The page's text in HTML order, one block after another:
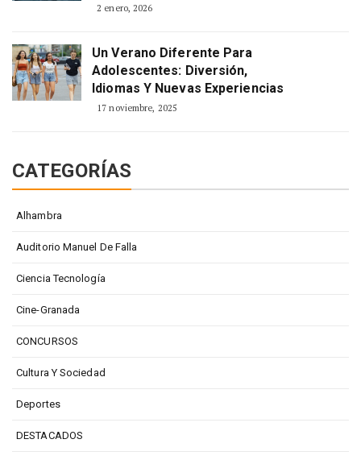
2 enero, 2026
Un Verano Diferente Para
Adolescentes: Diversión,
Idiomas Y Nuevas Experiencias
17 noviembre, 2025
CATEGORÍAS
Alhambra
Auditorio Manuel De Falla
Ciencia Tecnología
Cine-Granada
CONCURSOS
Cultura Y Sociedad
Deportes
DESTACADOS